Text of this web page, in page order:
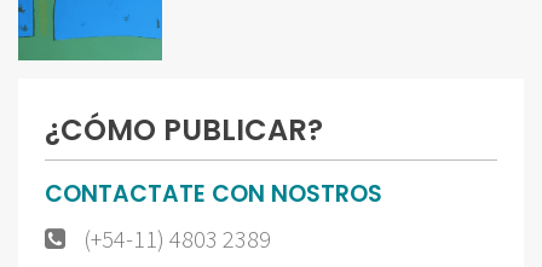
¿CÓMO PUBLICAR?
CONTACTATE CON NOSTROS
(+54-11) 4803 2389